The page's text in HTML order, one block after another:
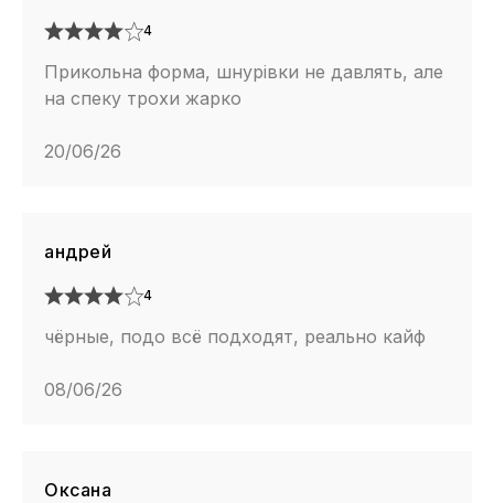
4
Прикольна форма, шнурівки не давлять, але
на спеку трохи жарко
20/06/26
андрей
4
чёрные, подо всё подходят, реально кайф
08/06/26
Оксана